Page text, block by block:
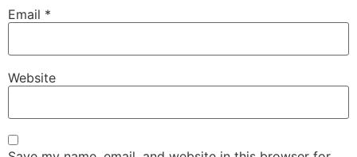
Email *
Website